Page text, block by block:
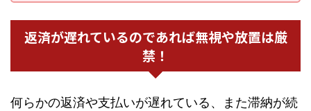
返済が遅れているのであれば無視や放置は厳
禁！
何らかの返済や支払いが遅れている、また滞納が続